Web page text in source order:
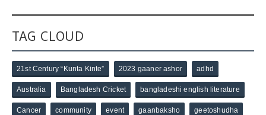
TAG CLOUD
21st Century “Kunta Kinte” 2023 gaaner ashor adhd
Australia Bangladesh Cricket bangladeshi english literature
Cancer community event gaanbaksho geetoshudha